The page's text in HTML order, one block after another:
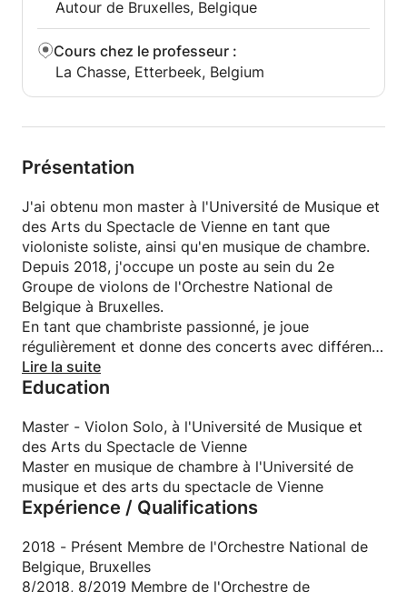
Autour de Bruxelles, Belgique
Cours chez le professeur :
La Chasse, Etterbeek, Belgium
Présentation
J'ai obtenu mon master à l'Université de Musique et
des Arts du Spectacle de Vienne en tant que
violoniste soliste, ainsi qu'en musique de chambre.
Depuis 2018, j'occupe un poste au sein du 2e
Groupe de violons de l'Orchestre National de
Belgique à Bruxelles.
En tant que chambriste passionné, je joue
régulièrement et donne des concerts avec différents
ensembles en Belgique comme le Quatuor à cordes
de Bruxelles.
musicales a un rôle très important dans ma vie.
Mes recherches sur la façon de gérer le stress sur
scène sont un autre sujet que je trouve essentiel et
très utile pour tous ceux qui ont des problèmes et
souhaitent s'améliorer de cette manière.
Lire la suite
Education
Master - Violon Solo, à l'Université de Musique et
des Arts du Spectacle de Vienne
Master en musique de chambre à l'Université de
musique et des arts du spectacle de Vienne
Expérience / Qualifications
2018 - Présent Membre de l'Orchestre National de
Belgique, Bruxelles
8/2018, 8/2019 Membre de l'Orchestre de